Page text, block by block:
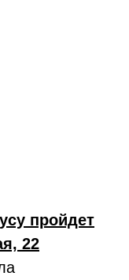
пройдет
22